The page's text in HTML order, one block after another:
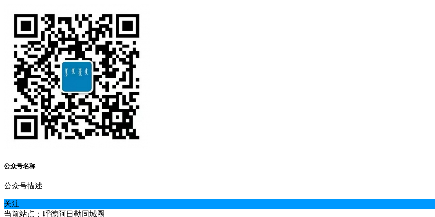
公众号名称
公众号描述
关注
当前站点：呼德阿日勒同城圈